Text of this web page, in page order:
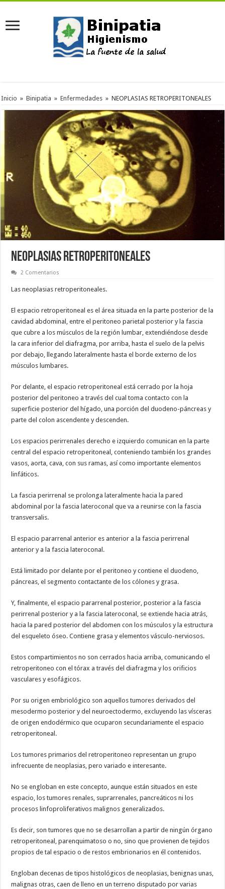
Inicio » Binipatia » Enfermedades » NEOPLASIAS RETROPERITONEALES
NEOPLASIAS RETROPERITONEALES
2 Comentarios
Las neoplasias retroperitoneales.
El espacio retroperitoneal es el área situada en la parte posterior de la
cavidad abdominal, entre el peritoneo parietal posterior y la fascia
que cubre a los músculos de la región lumbar, extendiéndose desde
la cara inferior del diafragma, por arriba, hasta el suelo de la pelvis
por debajo, llegando lateralmente hasta el borde externo de los
músculos lumbares.
Por delante, el espacio retroperitoneal está cerrado por la hoja
posterior del peritoneo a través del cual toma contacto con la
superficie posterior del hígado, una porción del duodeno-páncreas y
parte del colon ascendente y descenden.
Los espacios perirrenales derecho e izquierdo comunican en la parte
central del espacio retroperitoneal, conteniendo también los grandes
vasos, aorta, cava, con sus ramas, así como importante elementos
linfáticos.
La fascia perirrenal se prolonga lateralmente hacia la pared
abdominal por la fascia lateroconal que va a reunirse con la fascia
transversalis.
El espacio pararrenal anterior es anterior a la fascia perirrenal
anterior y a la fascia lateroconal.
Está limitado por delante por el peritoneo y contiene el duodeno,
páncreas, el segmento contactante de los cólones y grasa.
Y, finalmente, el espacio pararrenal posterior, posterior a la fascia
perirrenal posterior y a la fascia lateroconal, se extiende hacia atrás,
hacia la pared posterior del abdomen con los músculos y la estructura
del esqueleto óseo. Contiene grasa y elementos vásculo-nerviosos.
Estos compartimientos no son cerrados hacia arriba, comunicando el
retroperitoneo con el tórax a través del diafragma y los orificios
vasculares y esofágicos.
Por su origen embriológico son aquellos tumores derivados del
mesodermo posterior y del neuroectodermo, excluyendo las vísceras
de origen endodérmico que ocuparon secundariamente el espacio
retroperitoneal.
Los tumores primarios del retroperitoneo representan un grupo
infrecuente de neoplasias, pero variado e interesante.
No se engloban en este concepto, aunque están situados en este
espacio, los tumores renales, suprarrenales, pancreáticos ni los
procesos linfoproliferativos malignos generalizados.
Es decir, son tumores que no se desarrollan a partir de ningún órgano
retroperitoneal, parenquimatoso o no, sino que provienen de tejidos
propios de tal espacio o de restos embrionarios en él contenidos.
Engloban decenas de tipos histológicos de neoplasias, benignas unas,
malignas otras, caen de lleno en un terreno disputado por varias